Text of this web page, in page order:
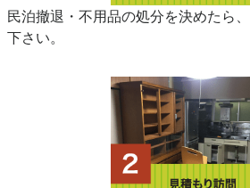
民泊撤退・不用品の処分を決めたら
下さい。